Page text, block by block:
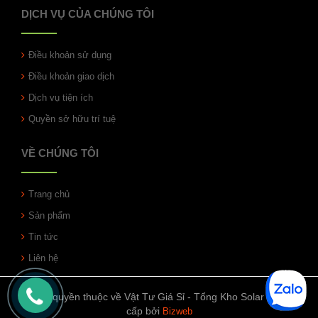
DỊCH VỤ CỦA CHÚNG TÔI
Điều khoản sử dụng
Điều khoản giao dịch
Dịch vụ tiện ích
Quyền sở hữu trí tuệ
VỀ CHÚNG TÔI
Trang chủ
Sản phẩm
Tin tức
Liên hệ
© Bản quyền thuộc về Vật Tư Giá Sỉ - Tổng Kho Solar | Cung
cấp bởi Bizweb